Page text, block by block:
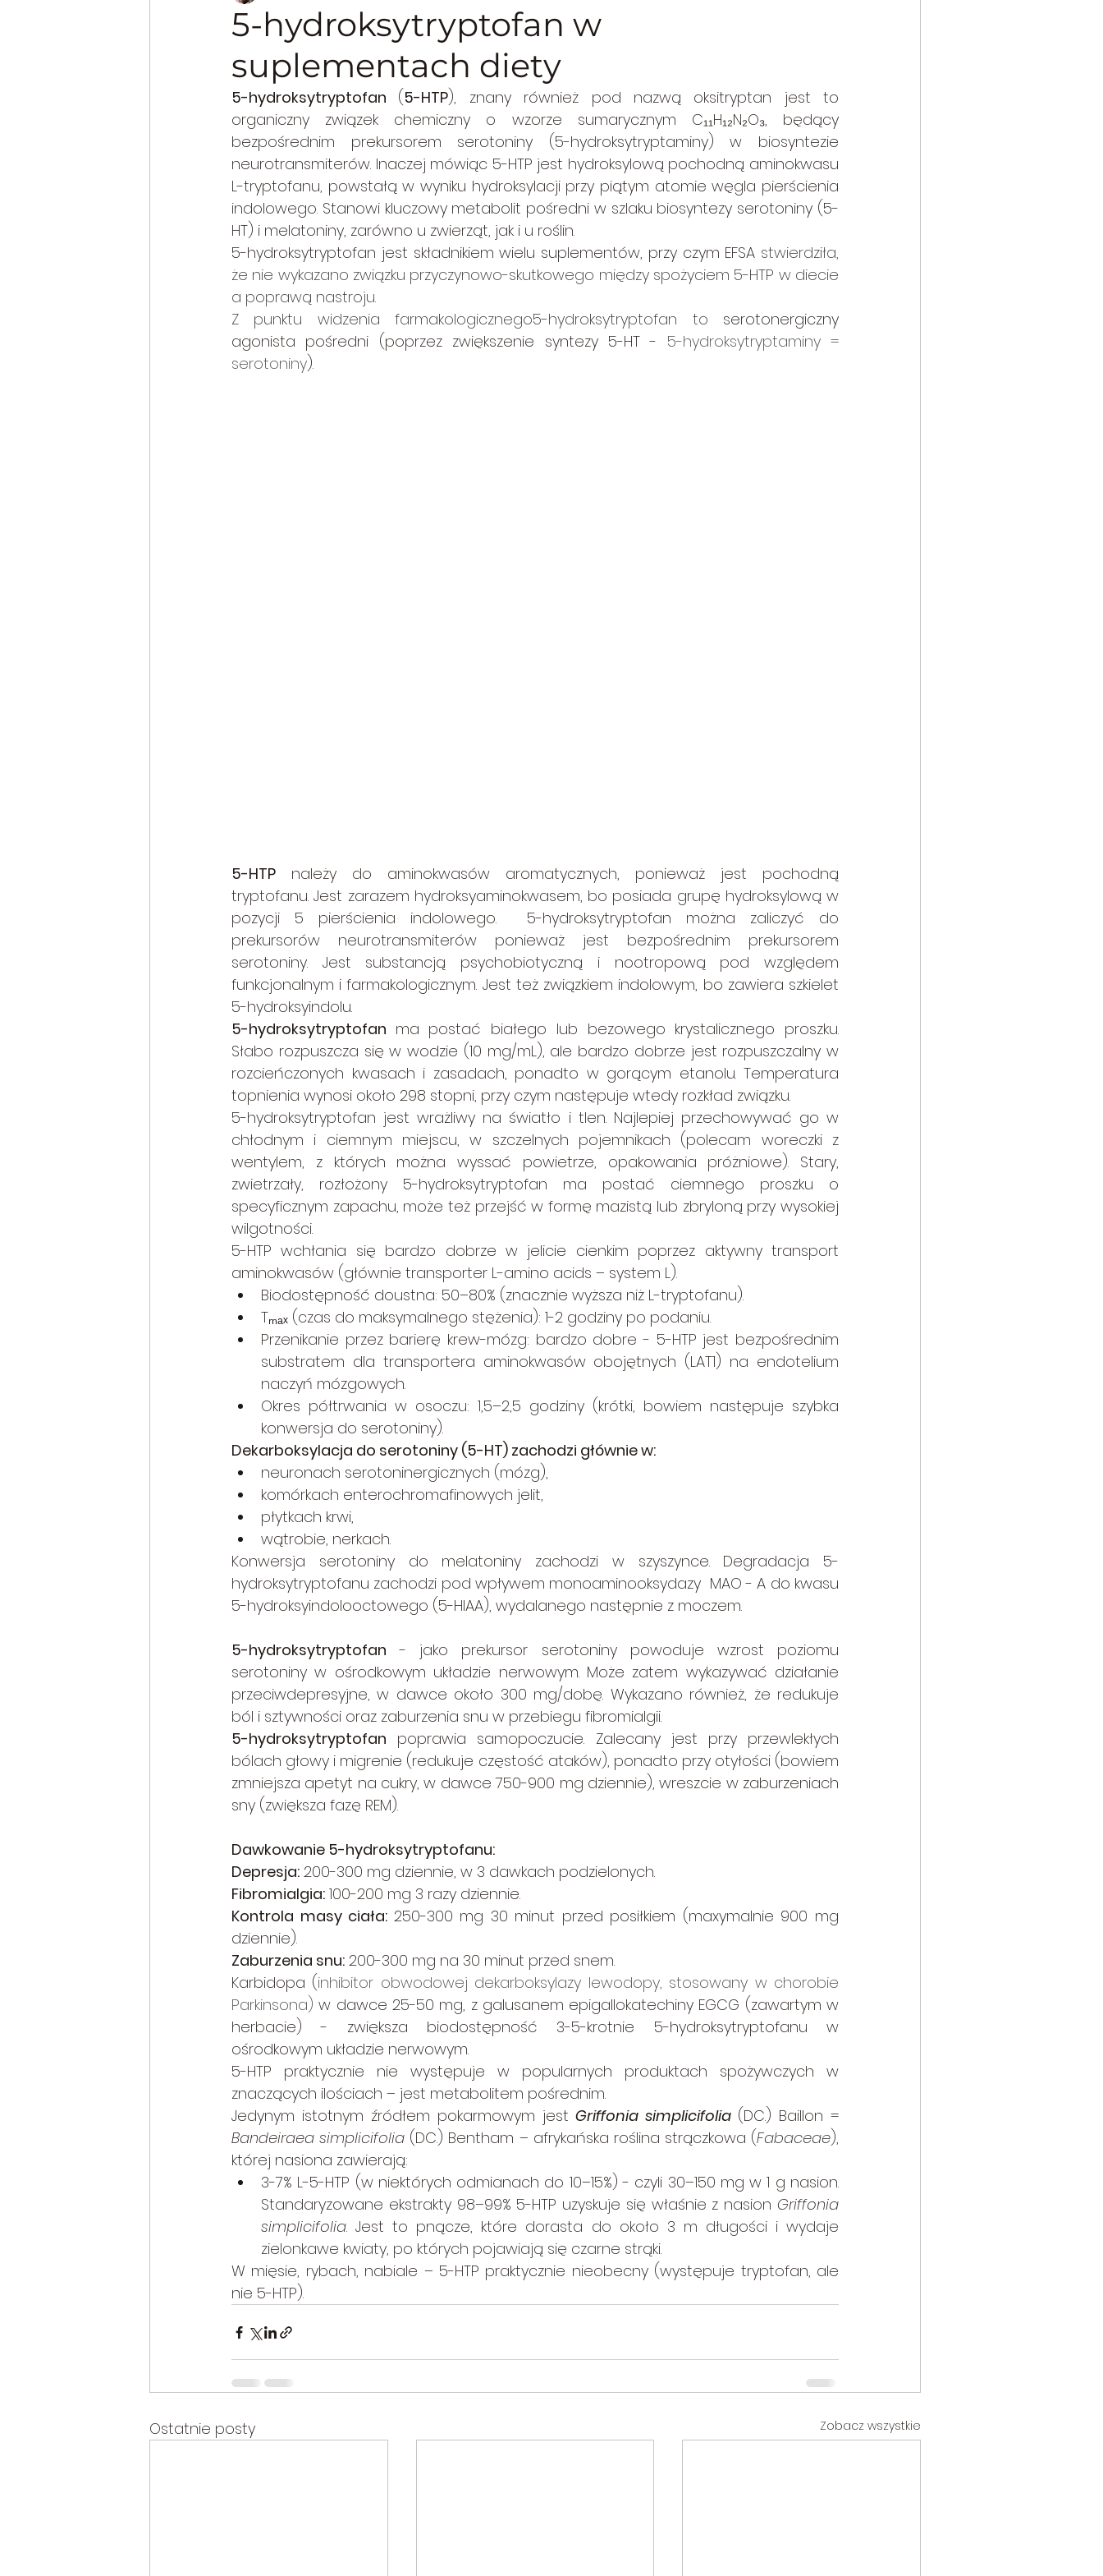
Nasiona - Semen Plantaginaceae babkowate
Złożone Compositae Asteraceae Ziele Kora - Cortex
Berberidaceae Berberysowate Alkaloidy Papaveraceae makowate
metabolity wtórne Fabaceae choroby Fitofarmakologia Asparagaceae
5-hydroksytryptofan w
suplementach diety
5-hydroksytryptofan (5-HTP), znany również pod nazwą oksitryptan jest to
organiczny związek chemiczny o wzorze sumarycznym C₁₁H₁₂N₂O₃, będący
bezpośrednim prekursorem serotoniny (5-hydroksytryptaminy) w biosyntezie
neurotransmiterów. Inaczej mówiąc 5-HTP jest hydroksylową pochodną aminokwasu
L-tryptofanu, powstałą w wyniku hydroksylacji przy piątym atomie węgla pierścienia
indolowego. Stanowi kluczowy metabolit pośredni w szlaku biosyntezy serotoniny (5-
HT) i melatoniny, zarówno u zwierząt, jak i u roślin.
5-hydroksytryptofan jest składnikiem wielu suplementów, przy czym EFSA stwierdziła,
że ​​nie wykazano związku przyczynowo-skutkowego między spożyciem 5-HTP w diecie
a poprawą nastroju.
Z punktu widzenia farmakologicznego5-hydroksytryptofan to serotonergiczny
agonista pośredni (poprzez zwiększenie syntezy 5-HT - 5-hydroksytryptaminy =
serotoniny).
5-HTP należy do aminokwasów aromatycznych, ponieważ jest pochodną
tryptofanu. Jest zarazem hydroksyaminokwasem, bo posiada grupę hydroksylową w
pozycji 5 pierścienia indolowego.  5-hydroksytryptofan można zaliczyć do
prekursorów neurotransmiterów ponieważ jest bezpośrednim prekursorem
serotoniny. Jest substancją psychobiotyczną i nootropową pod względem
funkcjonalnym i farmakologicznym. Jest też związkiem indolowym, bo zawiera szkielet
5-hydroksyindolu.
5-hydroksytryptofan ma postać białego lub bezowego krystalicznego proszku.
Słabo rozpuszcza się w wodzie (10 mg/mL), ale bardzo dobrze jest rozpuszczalny w
rozcieńczonych kwasach i zasadach, ponadto w gorącym etanolu. Temperatura
topnienia wynosi około 298 stopni, przy czym następuje wtedy rozkład związku.
5-hydroksytryptofan jest wrażliwy na światło i tlen. Najlepiej przechowywać go w
chłodnym i ciemnym miejscu, w szczelnych pojemnikach (polecam woreczki z
wentylem, z których można wyssać powietrze, opakowania próżniowe). Stary,
zwietrzały, rozłożony 5-hydroksytryptofan ma postać ciemnego proszku o
specyficznym zapachu, może też przejść w formę mazistą lub zbryloną przy wysokiej
wilgotności.
5-HTP wchłania się bardzo dobrze w jelicie cienkim poprzez aktywny transport
aminokwasów (głównie transporter L-amino acids – system L).
Biodostępność doustna: 50–80% (znacznie wyższa niż L-tryptofanu).
Tₘₐₓ (czas do maksymalnego stężenia): 1-2 godziny po podaniu.
Przenikanie przez barierę krew-mózg: bardzo dobre - 5-HTP jest bezpośrednim
substratem dla transportera aminokwasów obojętnych (LAT1) na endotelium
naczyń mózgowych.
Okres półtrwania w osoczu: 1,5–2,5 godziny (krótki, bowiem następuje szybka
konwersja do serotoniny).
Dekarboksylacja do serotoniny (5-HT) zachodzi głównie w:
neuronach serotoninergicznych (mózg),
komórkach enterochromafinowych jelit,
płytkach krwi,
wątrobie, nerkach.
Konwersja serotoniny do melatoniny zachodzi w szyszynce. Degradacja 5-
hydroksytryptofanu zachodzi pod wpływem monoaminooksydazy  MAO - A do kwasu
5-hydroksyindolooctowego (5-HIAA), wydalanego następnie z moczem.
5-hydroksytryptofan - jako prekursor serotoniny powoduje wzrost poziomu
serotoniny w ośrodkowym układzie nerwowym. Może zatem wykazywać działanie
przeciwdepresyjne, w dawce około 300 mg/dobę. Wykazano również, że redukuje
ból i sztywności oraz zaburzenia snu w przebiegu fibromialgii.
5-hydroksytryptofan poprawia samopoczucie. Zalecany jest przy przewlekłych
bólach głowy i migrenie (redukuje częstość ataków), ponadto przy otyłości (bowiem
zmniejsza apetyt na cukry, w dawce 750-900 mg dziennie), wreszcie w zaburzeniach
sny (zwiększa fazę REM).
Dawkowanie 5-hydroksytryptofanu:
Depresja: 200-300 mg dziennie, w 3 dawkach podzielonych.
Fibromialgia: 100-200 mg 3 razy dziennie.
Kontrola masy ciała: 250-300 mg 30 minut przed posiłkiem (maxymalnie 900 mg
dziennie).
Zaburzenia snu: 200-300 mg na 30 minut przed snem.
Karbidopa (inhibitor obwodowej dekarboksylazy lewodopy, stosowany w chorobie
Parkinsona) w dawce 25-50 mg, z galusanem epigallokatechiny EGCG (zawartym w
herbacie) - zwiększa biodostępność 3-5-krotnie 5-hydroksytryptofanu w
ośrodkowym układzie nerwowym.
5-HTP praktycznie nie występuje w popularnych produktach spożywczych w
znaczących ilościach – jest metabolitem pośrednim.
Jedynym istotnym źródłem pokarmowym jest Griffonia simplicifolia
Bandeiraea simplicifolia (DC.) Bentham – afrykańska roślina strączkowa (Fabaceae),
której nasiona zawierają:
3-7% L-5-HTP (w niektórych odmianach do 10–15%) - czyli 30–150 mg w 1 g nasion.
Standaryzowane ekstrakty 98–99% 5-HTP uzyskuje się właśnie z nasion Griffonia
simplicifolia. Jest to pnącze, które dorasta do około 3 m długości i wydaje
zielonkawe kwiaty, po których pojawiają się czarne strąki.
W mięsie, rybach, nabiale – 5-HTP praktycznie nieobecny (występuje tryptofan, ale
nie 5-HTP).
Ostatnie posty Zobacz wszystkie